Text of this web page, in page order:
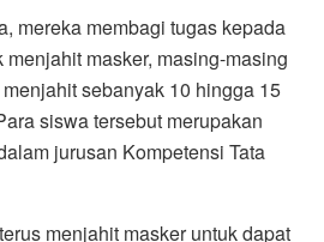
mereka membagi tugas kepada
masker, masing-masing
sebanyak 10 hingga 15
siswa tersebut merupakan
jurusan Kompetensi Tata
menjahit masker untuk dapat